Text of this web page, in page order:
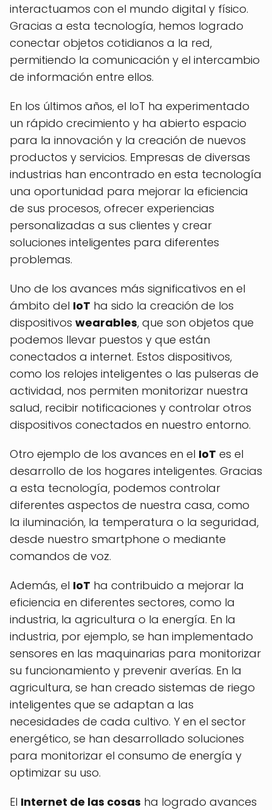
interactuamos con el mundo digital y físico.
Gracias a esta tecnología, hemos logrado
conectar objetos cotidianos a la red,
permitiendo la comunicación y el intercambio
de información entre ellos.
En los últimos años, el IoT ha experimentado
un rápido crecimiento y ha abierto espacio
para la innovación y la creación de nuevos
productos y servicios. Empresas de diversas
industrias han encontrado en esta tecnología
una oportunidad para mejorar la eficiencia
de sus procesos, ofrecer experiencias
personalizadas a sus clientes y crear
soluciones inteligentes para diferentes
problemas.
Uno de los avances más significativos en el
ámbito del IoT ha sido la creación de los
dispositivos wearables, que son objetos que
podemos llevar puestos y que están
conectados a internet. Estos dispositivos,
como los relojes inteligentes o las pulseras de
actividad, nos permiten monitorizar nuestra
salud, recibir notificaciones y controlar otros
dispositivos conectados en nuestro entorno.
Otro ejemplo de los avances en el IoT es el
desarrollo de los hogares inteligentes. Gracias
a esta tecnología, podemos controlar
diferentes aspectos de nuestra casa, como
la iluminación, la temperatura o la seguridad,
desde nuestro smartphone o mediante
comandos de voz.
Además, el IoT ha contribuido a mejorar la
eficiencia en diferentes sectores, como la
industria, la agricultura o la energía. En la
industria, por ejemplo, se han implementado
sensores en las maquinarias para monitorizar
su funcionamiento y prevenir averías. En la
agricultura, se han creado sistemas de riego
inteligentes que se adaptan a las
necesidades de cada cultivo. Y en el sector
energético, se han desarrollado soluciones
para monitorizar el consumo de energía y
optimizar su uso.
El Internet de las cosas ha logrado avances